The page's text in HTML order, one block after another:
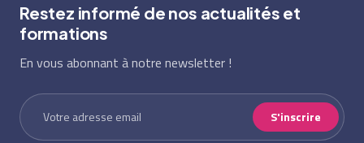
Restez informé de nos actualités et
formations
En vous abonnant à notre newsletter !
S'inscrire